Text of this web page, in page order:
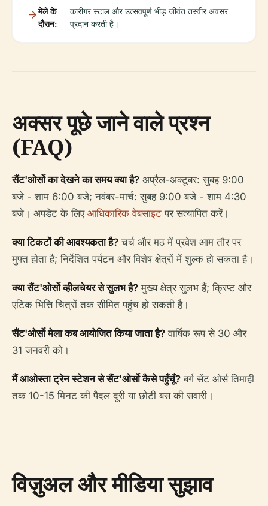
मेले के
दौरान:
कारीगर स्टाल और उत्सवपूर्ण भीड़ जीवंत तस्वीर अवसर
प्रदान करती है।
अक्सर पूछे जाने वाले प्रश्न
(FAQ)
सैंट'ओर्सो का देखने का समय क्या है? अप्रैल-अक्टूबर: सुबह 9:00
बजे - शाम 6:00 बजे; नवंबर-मार्च: सुबह 9:00 बजे - शाम 4:30
बजे। अपडेट के लिए आधिकारिक वेबसाइट पर सत्यापित करें।
क्या टिकटों की आवश्यकता है? चर्च और मठ में प्रवेश आम तौर पर
मुफ्त होता है; निर्देशित पर्यटन और विशेष क्षेत्रों में शुल्क हो सकता है।
क्या सैंट'ओर्सो व्हीलचेयर से सुलभ है? मुख्य क्षेत्र सुलभ हैं; क्रिप्ट और
एटिक भित्ति चित्रों तक सीमित पहुंच हो सकती है।
सैंट'ओर्सो मेला कब आयोजित किया जाता है? वार्षिक रूप से 30 और
31 जनवरी को।
मैं आओस्ता ट्रेन स्टेशन से सैंट'ओर्सो कैसे पहुँचूँ? बर्ग सेंट ओर्स तिमाही
तक 10-15 मिनट की पैदल दूरी या छोटी बस की सवारी।
विज़ुअल और मीडिया सुझाव